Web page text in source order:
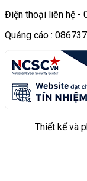
Điện thoại liên hệ -
Quảng cáo :
Thiết kế và